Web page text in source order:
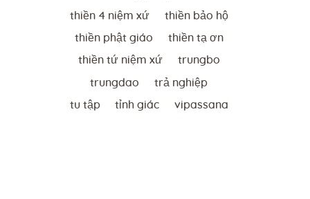
thiền 4 niệm xứ thiền bảo hộ
thiền phật giáo thiền tạ ơn
thiền tứ niệm xứ trungbo
trungdao trả nghiệp
tu tập tỉnh giác vipassana